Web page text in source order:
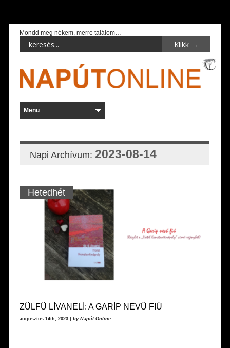
Mondd meg nékem, merre találom…
Napi Archívum: 2023-08-14
Hetedhét
ZÜLFÜ LİVANELİ: A GARİP NEVŰ FIÚ
augusztus 14th, 2023 | by Napút Online